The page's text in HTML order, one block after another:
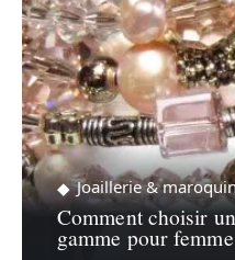
Joaillerie &
Comment choisir
gamme pour